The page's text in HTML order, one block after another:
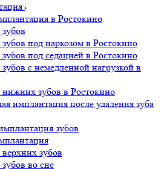
в Ростокино
под наркозом в Ростокино
под седацией в Ростокино
с немедленной нагрузкой в
зубов в Ростокино
имплантация после удаления зуба
зубов
зубов
во сне